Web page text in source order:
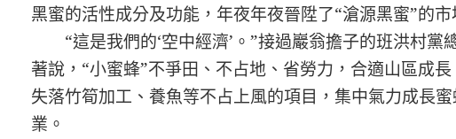
黑蜜的活性成分及功能，年夜年夜晉陞了“滄源黑蜜”的市
“這是我們的‘空中經濟’。”接過巖翁擔子的班洪村黨
著說，“小蜜蜂”不爭田、不占地、省勞力，合適山區成
失落竹筍加工、養魚等不占上風的項目，集中氣力成長
業。